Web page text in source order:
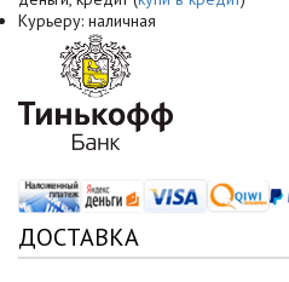
Курьеру: наличная
ДОСТАВКА